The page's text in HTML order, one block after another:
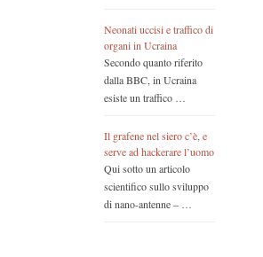
Neonati uccisi e traffico di
organi in Ucraina
Secondo quanto riferito
dalla BBC, in Ucraina
esiste un traffico …
Il grafene nel siero c’è, e
serve ad hackerare l’uomo
Qui sotto un articolo
scientifico sullo sviluppo
di nano-antenne – …